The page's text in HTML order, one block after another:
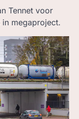
Tennet voor
megaproject.